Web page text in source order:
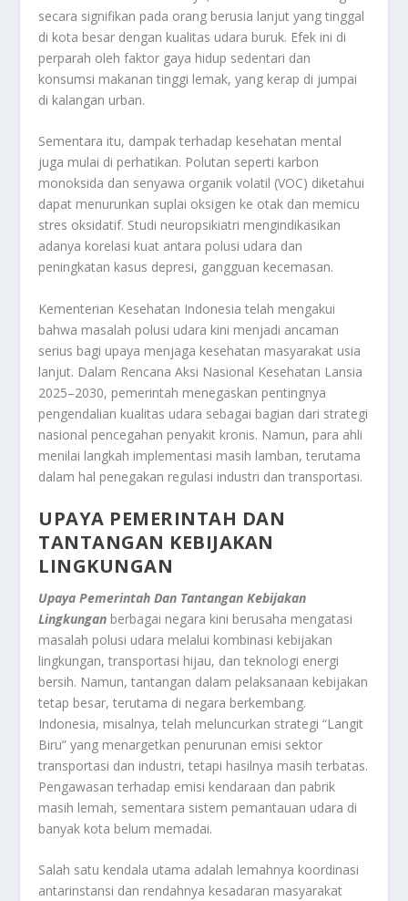
secara signifikan pada orang berusia lanjut yang tinggal
di kota besar dengan kualitas udara buruk. Efek ini di
perparah oleh faktor gaya hidup sedentari dan
konsumsi makanan tinggi lemak, yang kerap di jumpai
di kalangan urban.
Sementara itu, dampak terhadap kesehatan mental
juga mulai di perhatikan. Polutan seperti karbon
monoksida dan senyawa organik volatil (VOC) diketahui
dapat menurunkan suplai oksigen ke otak dan memicu
stres oksidatif. Studi neuropsikiatri mengindikasikan
adanya korelasi kuat antara polusi udara dan
peningkatan kasus depresi, gangguan kecemasan.
Kementerian Kesehatan Indonesia telah mengakui
bahwa masalah polusi udara kini menjadi ancaman
serius bagi upaya menjaga kesehatan masyarakat usia
lanjut. Dalam Rencana Aksi Nasional Kesehatan Lansia
2025–2030, pemerintah menegaskan pentingnya
pengendalian kualitas udara sebagai bagian dari strategi
nasional pencegahan penyakit kronis. Namun, para ahli
menilai langkah implementasi masih lamban, terutama
dalam hal penegakan regulasi industri dan transportasi.
UPAYA PEMERINTAH DAN
TANTANGAN KEBIJAKAN
LINGKUNGAN
Upaya Pemerintah Dan Tantangan Kebijakan
Lingkungan berbagai negara kini berusaha mengatasi
masalah polusi udara melalui kombinasi kebijakan
lingkungan, transportasi hijau, dan teknologi energi
bersih. Namun, tantangan dalam pelaksanaan kebijakan
tetap besar, terutama di negara berkembang.
Indonesia, misalnya, telah meluncurkan strategi “Langit
Biru” yang menargetkan penurunan emisi sektor
transportasi dan industri, tetapi hasilnya masih terbatas.
Pengawasan terhadap emisi kendaraan dan pabrik
masih lemah, sementara sistem pemantauan udara di
banyak kota belum memadai.
Salah satu kendala utama adalah lemahnya koordinasi
antarinstansi dan rendahnya kesadaran masyarakat